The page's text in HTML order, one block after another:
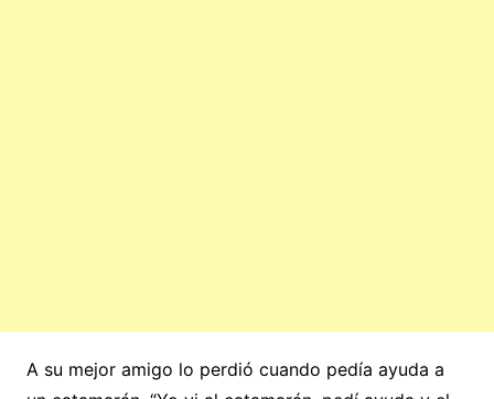
A su mejor amigo lo perdió cuando pedía ayuda a